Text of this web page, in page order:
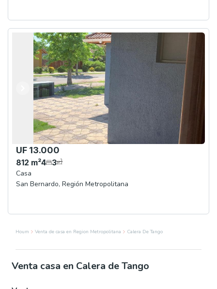
Anterior
Siguiente
UF 13.000
812 m²4 3
Casa
San Bernardo, Región Metropolitana
Houm Venta de casa en Region Metropolitana Calera De Tango
Venta casa en Calera de Tango